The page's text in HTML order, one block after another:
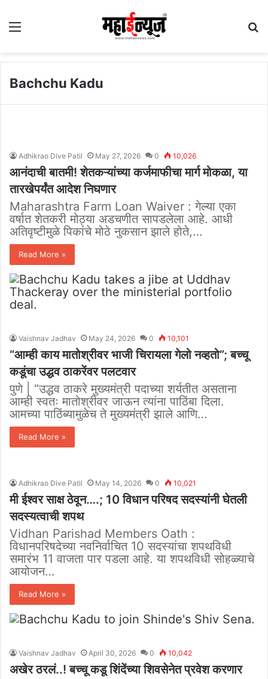
Menu
Bachchu Kadu
Adhikrao Dive Patil May 27, 2026 0 10,026
आनंदाची बातमी! शेतकऱ्यांच्या कर्जमाफीचा मार्ग मोकळा, या
तारखेपर्यंत आदेश निघणार
Maharashtra Farm Loan Waiver : गेल्या एका
वर्षात शेतकरी मोठ्या अडचणीत सापडलेला आहे. आधी
अतिवृष्टीमुळे पिकांचे मोठे नुकसान झाले होते,…
Read More »
Vaishnav Jadhav May 24, 2026 0 10,101
“आम्ही काय मातोश्रीवर भाजी चिरायला गेलो नव्हतो”; बच्चू
कडूंचा उद्धव ठाकरेंवर पलटवार
पुणे | “उद्धव ठाकरे मुख्यमंत्री पदाच्या शर्यतीत असताना
आम्ही स्वतः मातोश्रीवर जाऊन त्यांना पाठिंबा दिला.
आमच्या पाठिंब्यामुळेच ते मुख्यमंत्री झाले आणि…
Read More »
Adhikrao Dive Patil May 14, 2026 0 10,021
मी ईश्वर साक्ष ठेवून….; 10 विधान परिषद सदस्यांनी घेतली
सदस्यत्वाची शपथ
Vidhan Parishad Members Oath :
विधानपरिषदेच्या नवनिर्वाचित 10 सदस्यांचा शपथविधी
समारंभ 11 वाजता पार पडला आहे. या शपथविधी सोहळ्याचे
आयोजन…
Read More »
Vaishnav Jadhav April 30, 2026 0 10,042
अखेर ठरलं..! बच्चू कडू शिंदेंच्या शिवसेनेत प्रवेश करणार